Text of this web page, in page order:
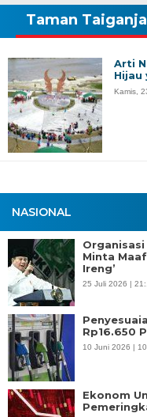
NASIONAL
Minta
Ireng’
25 Juli 2026 |
Rp16.650
10 Juni 2026 |
Ekonom
Taman Taiganja
Arti
Hijau
Kamis,